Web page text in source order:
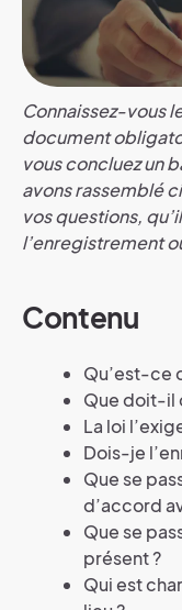
Connaissez-vous
document
vous concluez un
avons rassemblé
vos questions,
l’enregistrement
Contenu
Qu’est-ce
Que doit-il
La loi
Dois-je
Que se
d’accord
Que se
présent ?
Qui est